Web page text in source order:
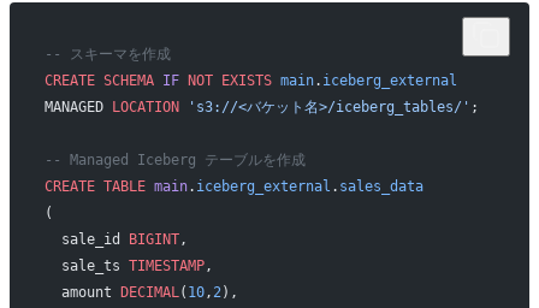
-- スキーマを作成
CREATE SCHEMA IF NOT EXISTS main. iceberg_external
MANAGED LOCATION 's3://<バケット名>/iceberg_tables/' ;
-- Managed Iceberg テーブルを作成
CREATE TABLE main. iceberg_external . sales_data
(
  sale_id
BIGINT,
  sale_ts
TIMESTAMP,
  amount
DECIMAL ( 10, 2 ),